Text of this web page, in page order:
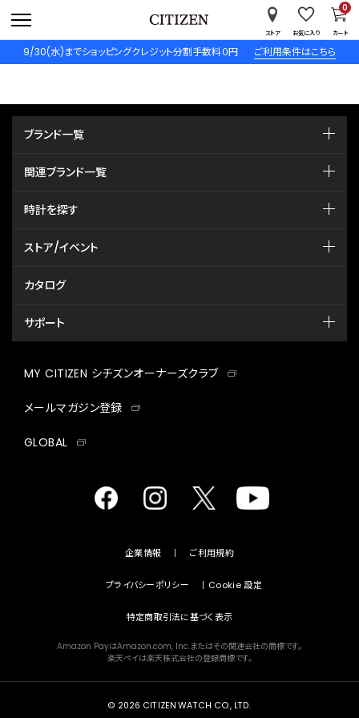
9/30(水)までショッピングクレジット分割手数料０円 ご利用条件はこちら
ストア お気に入り カート
0
ブランド一覧
関連ブランド一覧
時計を探す
ストア/イベント
カタログ
サポート
MY CITIZEN シチズンオーナーズクラブ
メールマガジン登録
GLOBAL
facebook instagram
企業情報 ご利用規約
プライバシーポリシー Cookie 設定
特定商取引法に基づく表示
Amazon PayはAmazon.com, Inc.またはその関連会社の商標です。
楽天ペイは楽天株式会社の登録商標です。
© 2026 CITIZEN WATCH CO., LTD.